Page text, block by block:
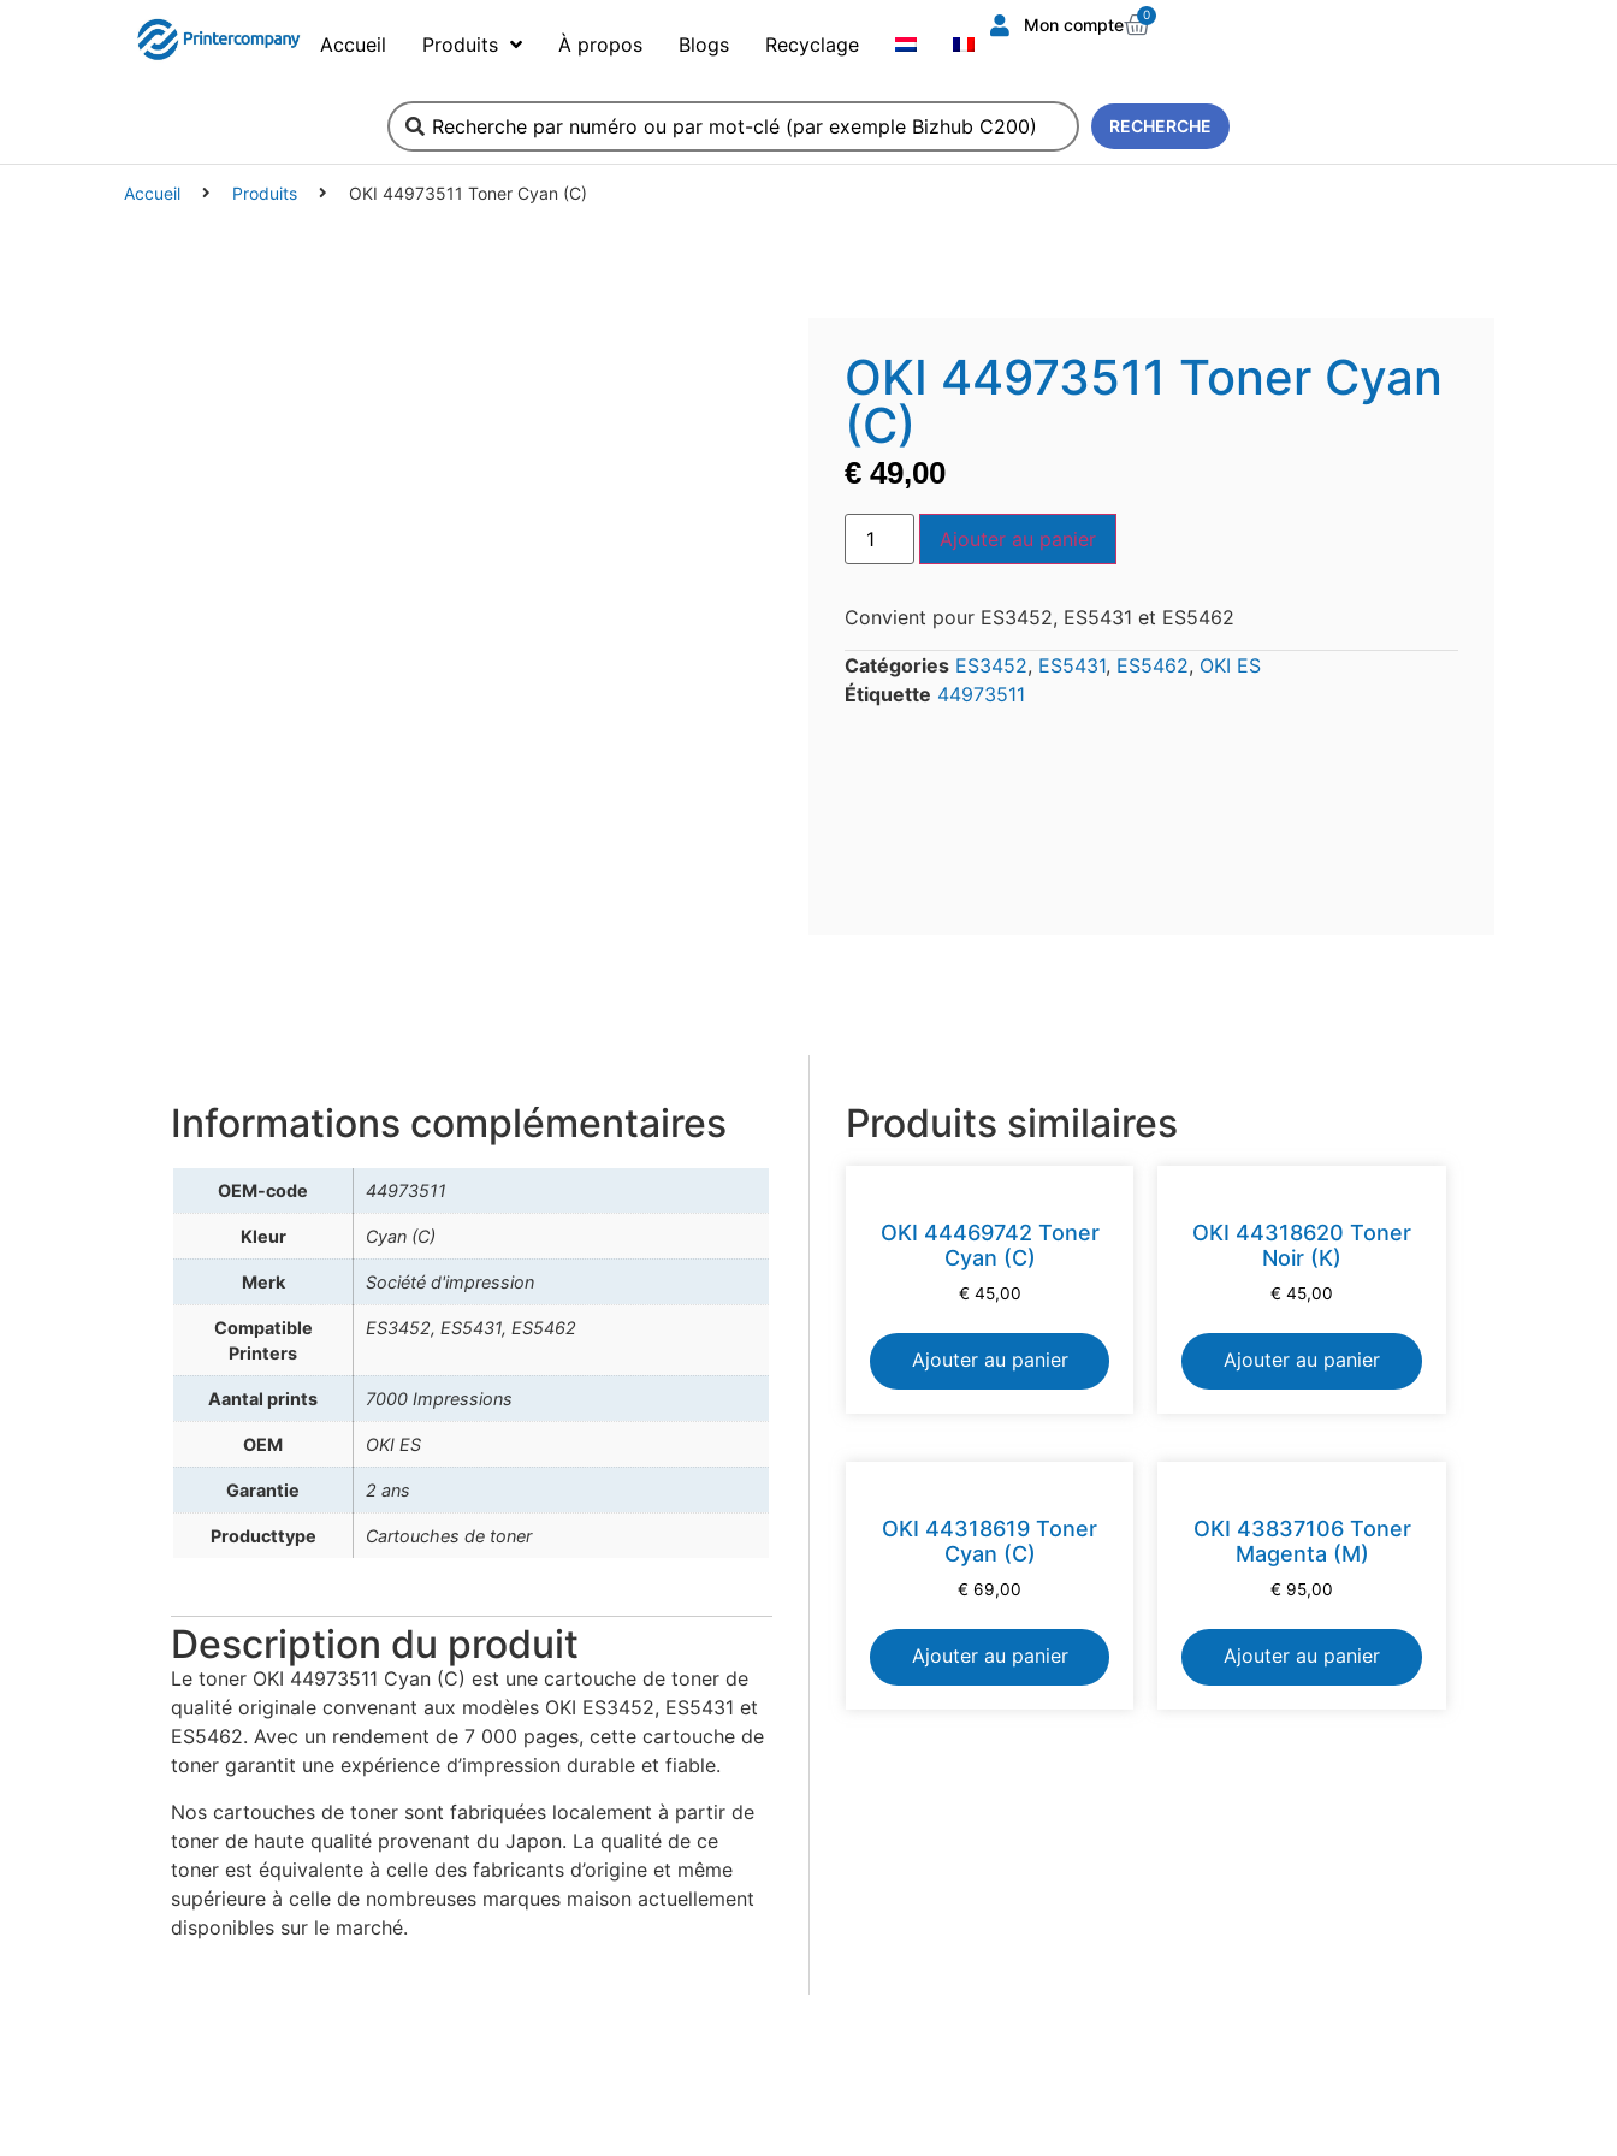
Accueil Produits À propos Blogs Recyclage
Mon compte 0
RECHERCHE
Accueil Produits OKI 44973511 Toner Cyan (C)
OKI 44973511 Toner Cyan
(C)
€ 49,00
Ajouter au panier
Convient pour ES3452, ES5431 et ES5462
Catégories ES3452, ES5431, ES5462, OKI ES
Étiquette 44973511
Informations complémentaires
OEM-code 44973511
Kleur Cyan (C)
Merk Société d'impression
Compatible
Printers
ES3452, ES5431, ES5462
Aantal prints 7000 Impressions
OEM OKI ES
Garantie 2 ans
Producttype Cartouches de toner
Description du produit
Le toner OKI 44973511 Cyan (C) est une cartouche de toner de
qualité originale convenant aux modèles OKI ES3452, ES5431 et
ES5462. Avec un rendement de 7 000 pages, cette cartouche de
toner garantit une expérience d’impression durable et fiable.
Nos cartouches de toner sont fabriquées localement à partir de
toner de haute qualité provenant du Japon. La qualité de ce
toner est équivalente à celle des fabricants d’origine et même
supérieure à celle de nombreuses marques maison actuellement
disponibles sur le marché.
Produits similaires
OKI 44469742 Toner
Cyan (C)
€ 45,00
Ajouter au panier
OKI 44318620 Toner
Noir (K)
€ 45,00
Ajouter au panier
OKI 44318619 Toner
Cyan (C)
€ 69,00
Ajouter au panier
OKI 43837106 Toner
Magenta (M)
€ 95,00
Ajouter au panier